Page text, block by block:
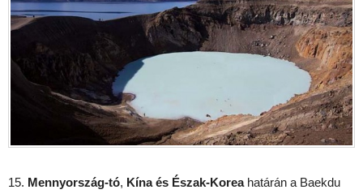
15. Mennyország-tó, Kína és Észak-Koreahatárán a Baekdu